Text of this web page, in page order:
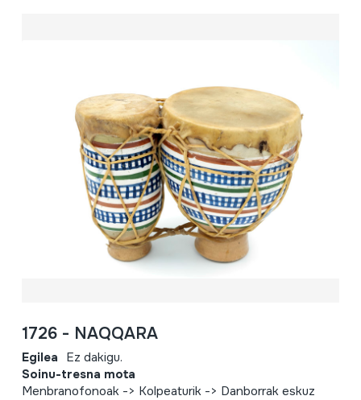
1726 - NAQQARA
Egilea Ez dakigu.
Soinu-tresna mota
Menbranofonoak -> Kolpeaturik -> Danborrak eskuz